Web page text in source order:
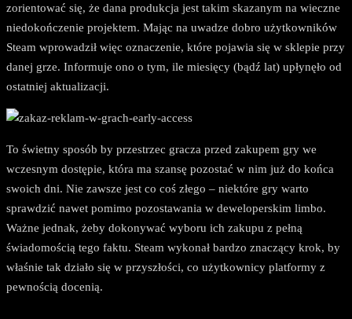
zorientować się, że dana produkcja jest takim skazanym na wieczne
niedokończenie projektem. Mając na uwadze dobro użytkowników
Steam wprowadził więc oznaczenie, które pojawia się w sklepie przy
danej grze. Informuje ono o tym, ile miesięcy (bądź lat) upłynęło od
ostatniej aktualizacji.
To świetny sposób by przestrzec gracza przed zakupem gry we
wczesnym dostępie, która ma szansę pozostać w nim już do końca
swoich dni. Nie zawsze jest co coś złego – niektóre gry warto
sprawdzić nawet pomimo pozostawania w deweloperskim limbo.
Ważne jednak, żeby dokonywać wyboru ich zakupu z pełną
świadomością tego faktu. Steam wykonał bardzo znaczący krok, by
właśnie tak działo się w przyszłości, co użytkownicy platformy z
pewnością docenią.